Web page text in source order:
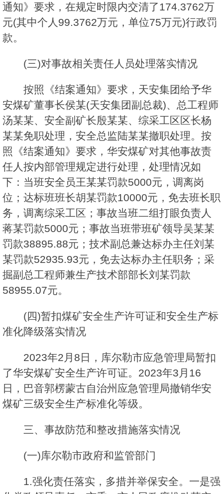
通知》要求，在规定时限内交清了174.3762万
元(其中个人99.3762万元，单位75万元)行政罚
款。
(三)对事故相关责任人员处理落实情况
按照《结案通知》要求，天安集团给予华
安煤矿董事长侯某(天安集团副总裁)、总工程师
汤某某、安全副矿长殷某某、综采工区区长杨
某某免职处理，安全总监陆某某撤职处理。按
照《结案通知》要求，华安煤矿对其他事故责
任人按内部管理规定进行处理，处理情况如
下：当班安全员王某某罚款5000元，调离岗
位；达标班班长胡某罚款10000元，免去班长职
务，调离综采工区；事故当班二组打眼负责人
蒋某罚款5000元；事故当班带班矿领导吴某某
罚款38895.88元；技术副总兼达标办主任刘某
某罚款52935.93元，免去达标办主任职务；采
掘副总工程师兼生产技术部部长刘某罚款
58955.07元。
(四)暂扣煤矿安全生产许可证和安全生产标
准化降级落实情况
2023年2月8日，库尔勒市应急管理局暂扣
了华安煤矿安全生产许可证。2023年3月16
日，巴音郭楞蒙古自治州应急管理局撤销华安
煤矿三级安全生产标准化等级。
三、事故防范和整改措施落实情况
(一)库尔勒市政府和监管部门
1.强化责任落实，多措并举保安全。一是强